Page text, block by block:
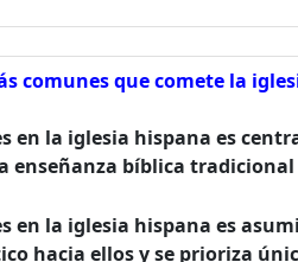
comunes que comete la
en la iglesia hispana es
enseñanza bíblica
en la iglesia hispana es
hacia ellos y se prioriza